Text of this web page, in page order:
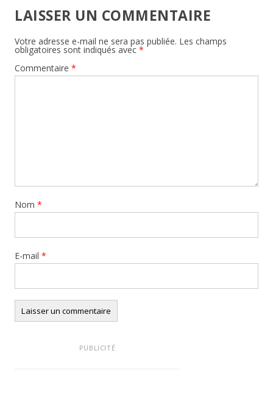
LAISSER UN COMMENTAIRE
Votre adresse e-mail ne sera pas publiée. Les champs
obligatoires sont indiqués avec *
Commentaire *
Nom *
E-mail *
PUBLICITÉ